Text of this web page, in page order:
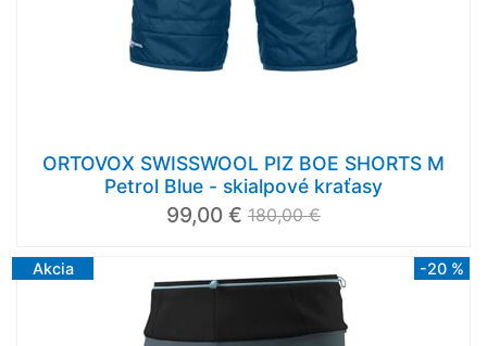
ORTOVOX SWISSWOOL PIZ BOE SHORTS M
Petrol Blue - skialpové kraťasy
99,00 € 180,00 €
Akcia -20 %